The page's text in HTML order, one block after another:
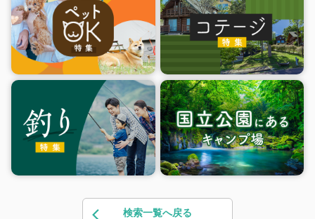
検索一覧へ戻る